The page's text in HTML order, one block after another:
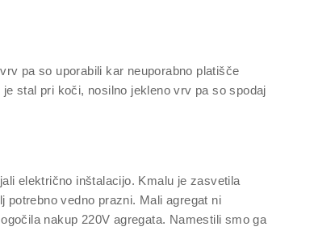
pa so uporabili kar neuporabno platišče
stal pri koči, nosilno jekleno vrv pa so spodaj
električno inštalacijo. Kmalu je zasvetila
potrebno vedno prazni. Mali agregat ni
nakup 220V agregata. Namestili smo ga